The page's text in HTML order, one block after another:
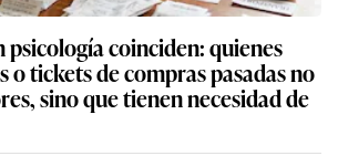
psicología coinciden: quienes
o tickets de compras pasadas no
sino que tienen necesidad de